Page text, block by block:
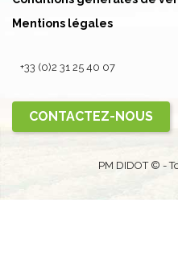
Mentions légales
+33 (0)2 31 25 40 07
CONTACTEZ-NOUS
PM DIDOT © -